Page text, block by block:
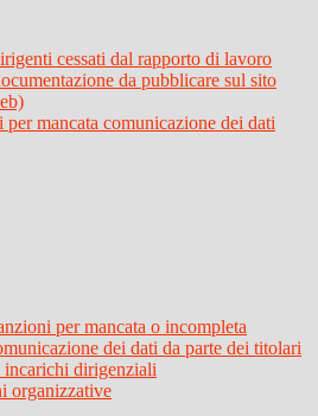
cessati dal rapporto di lavoro
da pubblicare sul sito
per mancata comunicazione dei dati
per mancata o incompleta
dei dati da parte dei titolari
incarichi dirigenziali
organizzative